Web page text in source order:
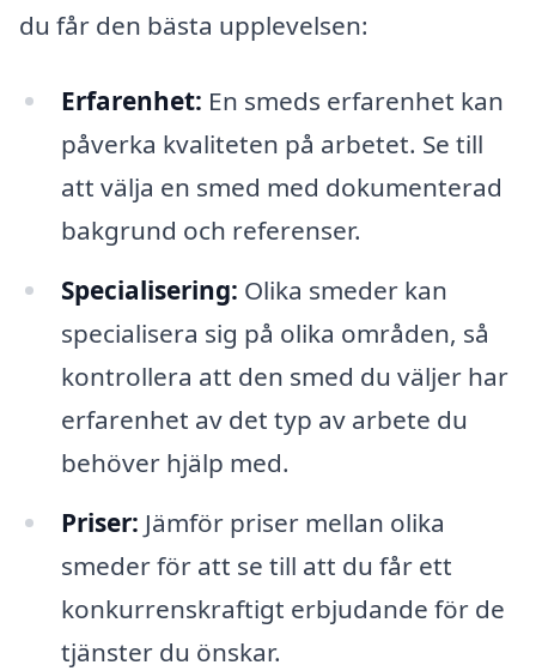
du får den bästa upplevelsen:
Erfarenhet: En smeds erfarenhet kan
påverka kvaliteten på arbetet. Se till
att välja en smed med dokumenterad
bakgrund och referenser.
Specialisering: Olika smeder kan
specialisera sig på olika områden, så
kontrollera att den smed du väljer har
erfarenhet av det typ av arbete du
behöver hjälp med.
Priser: Jämför priser mellan olika
smeder för att se till att du får ett
konkurrenskraftigt erbjudande för de
tjänster du önskar.